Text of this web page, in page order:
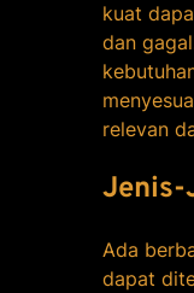
kuat
dan
relevan
Jenis-
Ada
dapat